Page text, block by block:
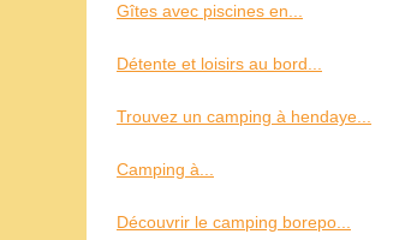
Gîtes avec piscines en...
Détente et loisirs au bord...
Trouvez un camping à hendaye...
Camping à...
Découvrir le camping borepo...